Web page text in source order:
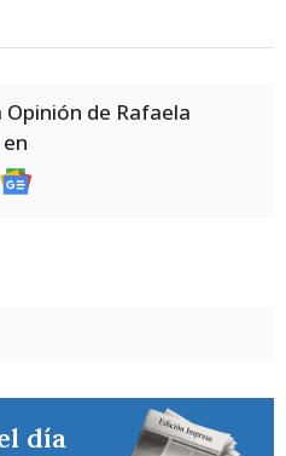
Opinión de Rafaela
en
día